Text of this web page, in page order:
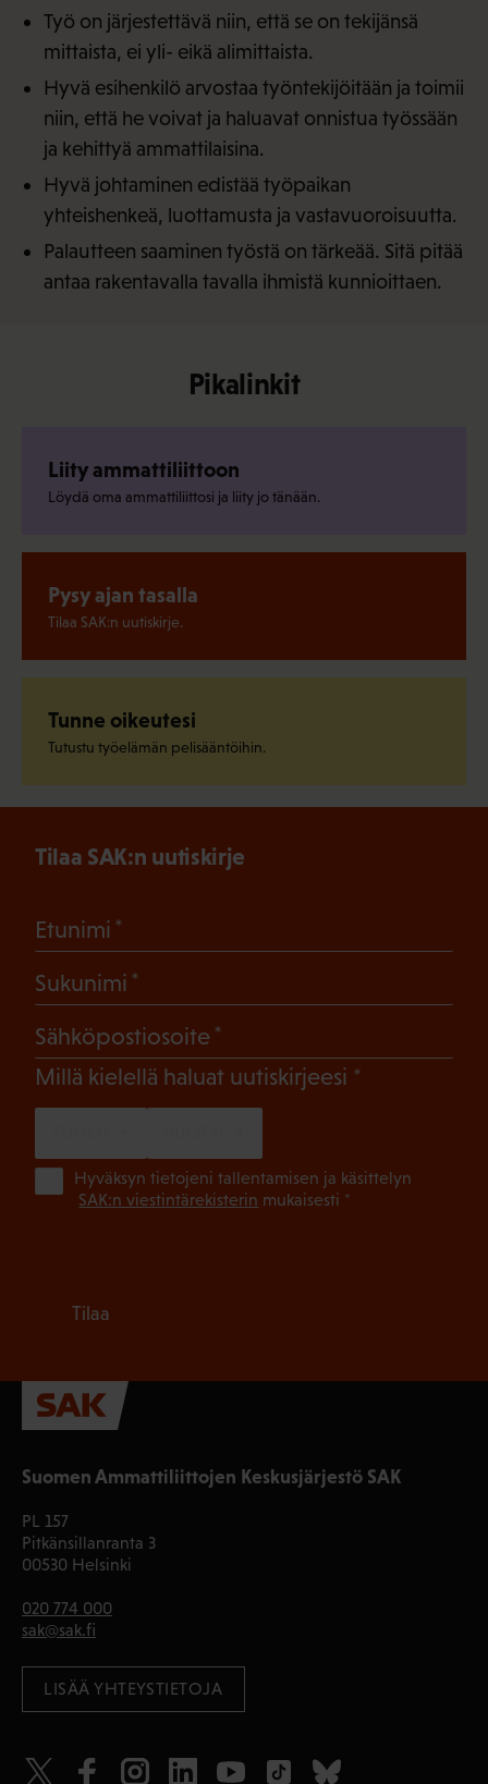
Työ on järjestettävä niin, että se on tekijänsä
mittaista, ei yli- eikä alimittaista.
Hyvä esihenkilö arvostaa työntekijöitään ja toimii
niin, että he voivat ja haluavat onnistua työssään
ja kehittyä ammattilaisina.
Hyvä johtaminen edistää työpaikan
yhteishenkeä, luottamusta ja vastavuoroisuutta.
Palautteen saaminen työstä on tärkeää. Sitä pitää
antaa rakentavalla tavalla ihmistä kunnioittaen.
Pikalinkit
Liity ammattiliittoon
Löydä oma ammattiliittosi ja liity jo tänään.
Pysy ajan tasalla
Tilaa SAK:n uutiskirje.
Tunne oikeutesi
Tutustu työelämän pelisääntöihin.
Suomen Ammattiliittojen Keskusjärjestö SAK
PL 157
Pitkänsillanranta 3
00530 Helsinki
020 774 000
sak@sak.fi
LISÄÄ YHTEYSTIETOJA
Tilaa SAK:n uutiskirje
Etunimi
Sukunimi
Sähköpostiosoite
Millä kielellä haluat uutiskirjeesi (Pakollinen)
Hyväksyn tietojeni tallentamisen ja käsittelyn
SAK:n viestintärekisterin mukaisesti *
Tilaa